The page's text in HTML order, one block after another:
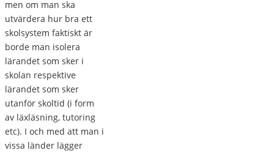
men om man ska
utvärdera hur bra ett
skolsystem faktiskt är
borde man isolera
lärandet som sker i
skolan respektive
lärandet som sker
utanför skoltid (i form
av läxläsning, tutoring
etc). I och med att man i
vissa länder lägger